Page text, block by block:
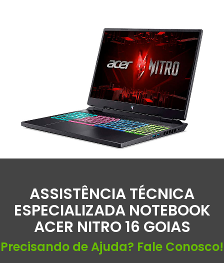
ASSISTÊNCIA TÉCNICA
ESPECIALIZADA NOTEBOOK
ACER NITRO 16 GOIAS
Precisando de Ajuda? Fale Conosco!